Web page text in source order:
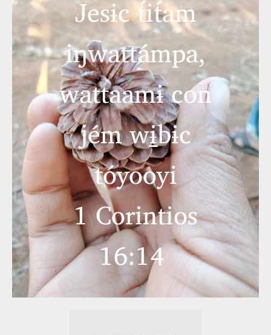
Jesɨc t́it́am
iŋwattámpa,
wattaamɨ con
jém wɨ̱bɨc
tóyooyi
1 Corintios
16:14